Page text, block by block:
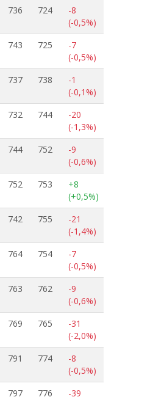
736 724
-8
(-0,5%)
743 725
-7
(-0,5%)
737 738
-1
(-0,1%)
732 744
-20
(-1,3%)
744 752
-9
(-0,6%)
752 753
+8
(+0,5%)
742 755
-21
(-1,4%)
764 754
-7
(-0,5%)
763 762
-9
(-0,6%)
769 765
-31
(-2,0%)
791 774
-8
(-0,5%)
797 776 -39